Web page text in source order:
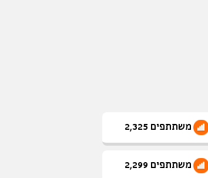
משתתפים 2,325
משתתפים 2,299